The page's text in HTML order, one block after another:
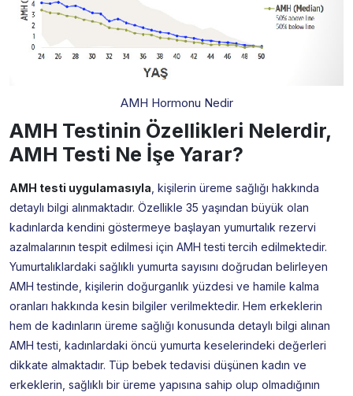
AMH Hormonu Nedir
AMH Testinin Özellikleri Nelerdir,
AMH Testi Ne İşe Yarar?
AMH testi uygulamasıyla , kişilerin üreme sağlığı hakkında
detaylı bilgi alınmaktadır. Özellikle 35 yaşından büyük olan
kadınlarda kendini göstermeye başlayan yumurtalık rezervi
azalmalarının tespit edilmesi için AMH testi tercih edilmektedir.
Yumurtalıklardaki sağlıklı yumurta sayısını doğrudan belirleyen
AMH testinde, kişilerin doğurganlık yüzdesi ve hamile kalma
oranları hakkında kesin bilgiler verilmektedir. Hem erkeklerin
hem de kadınların üreme sağlığı konusunda detaylı bilgi alınan
AMH testi, kadınlardaki öncü yumurta keselerindeki değerleri
dikkate almaktadır. Tüp bebek tedavisi düşünen kadın ve
erkeklerin, sağlıklı bir üreme yapısına sahip olup olmadığının